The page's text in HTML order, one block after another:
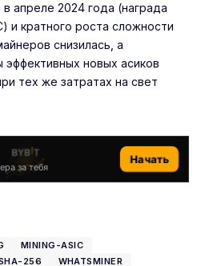
в апреле 2024 года (награда
и кратного роста сложности
снизилась, а
новых асиков
тех же затратах на свет
за тебя
Начать
MINING-ASIC
256 WHATSMINER